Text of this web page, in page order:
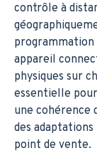
contrôle à
programmation
appareil
physiques sur
essentielle
une
des
point de vente.